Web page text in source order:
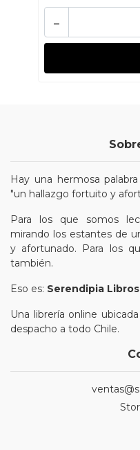
-
Hay una hermosa
"un hallazgo fortuito y
Para los que somos
mirando los estantes de
y afortunado. Para los
también.
Eso es: Serendipia Libros
Una librería online
despacho a todo Chile.